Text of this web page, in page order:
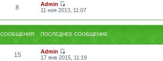
8
Admin
11 ноя 2013, 11:07
СООБЩЕНИЯ ПОСЛЕДНЕЕ СООБЩЕНИЕ
15
Admin
17 янв 2015, 11:19